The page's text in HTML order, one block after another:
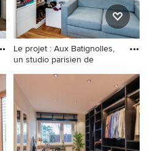
Le projet : Aux Batignolles,
un studio parisien de
EIngebautes, Kleines
Nordisches Ankleidezimmer
mit weißen Schränken,
flächenbündigen
Schrankfronten und braunem
Holzboden in Paris